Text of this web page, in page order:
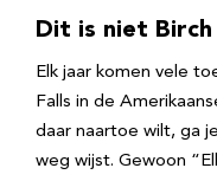
Dit is niet
Elk jaar komen vele
Falls in de
daar naartoe wilt, ga
weg wijst. Gewoon